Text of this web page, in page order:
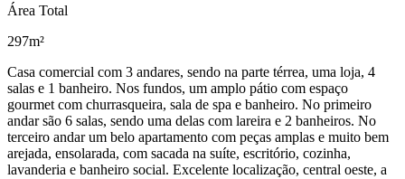
Área Total
297m²
Casa comercial com 3 andares, sendo na parte térrea, uma loja, 4
salas e 1 banheiro. Nos fundos, um amplo pátio com espaço
gourmet com churrasqueira, sala de spa e banheiro. No primeiro
andar são 6 salas, sendo uma delas com lareira e 2 banheiros. No
terceiro andar um belo apartamento com peças amplas e muito bem
arejada, ensolarada, com sacada na suíte, escritório, cozinha,
lavanderia e banheiro social. Excelente localização, central oeste, a